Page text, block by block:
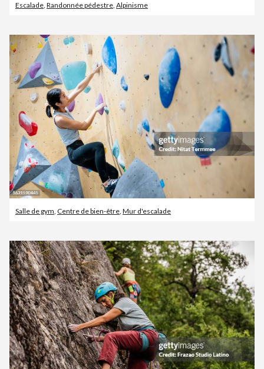
Escalade, Randonnée pédestre, Alpinisme
Salle de gym Centre de bien-être Mur d'escalade